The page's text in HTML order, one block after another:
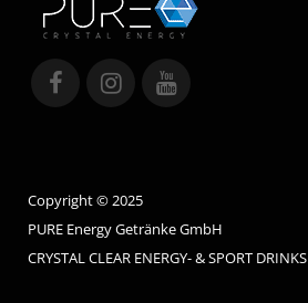
Copyright © 2025
PURE Energy Getränke GmbH
CRYSTAL CLEAR ENERGY- & SPORT DRINKS